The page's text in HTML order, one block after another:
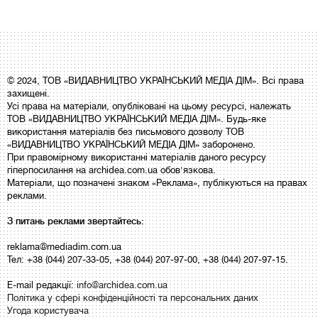
© 2024, ТОВ «ВИДАВНИЦТВО УКРАЇНСЬКИЙ МЕДІА ДІМ». Всі права
захищені.
Усі права на матеріали, опубліковані на цьому ресурсі, належать
ТОВ «ВИДАВНИЦТВО УКРАЇНСЬКИЙ МЕДІА ДІМ». Будь-яке
використання матеріалів без письмового дозволу ТОВ
«ВИДАВНИЦТВО УКРАЇНСЬКИЙ МЕДІА ДІМ» заборонено.
При правомірному використанні матеріалів даного ресурсу
гіперпосилання на archidea.com.ua обов'язкова.
Матеріали, що позначені знаком «Реклама», публікуються на правах
реклами.
З питань реклами звертайтесь:
reklama@mediadim.com.ua
Тел: +38 (044) 207-33-05, +38 (044) 207-97-00, +38 (044) 207-97-15.
E-mail редакції:info@archidea.com.ua
Політика у сфері конфіденційності та персональних даних
Угода користувача